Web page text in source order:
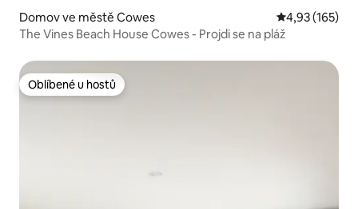
Domov ve městě Cowes Průměrné
4,93 (165)
The Vines Beach House Cowes - Projdi se na pláž
Oblíbené u hostů
Oblíbené u hostů